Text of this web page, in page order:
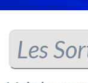
Les